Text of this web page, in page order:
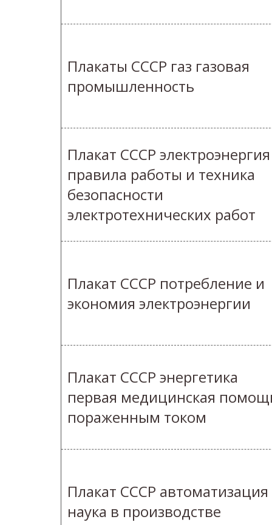
Плакаты СССР газ газовая
промышленность
Плакат СССР электроэнергия
правила работы и техника
безопасности
электротехнических работ
Плакат СССР потребление и
экономия электроэнергии
Плакат СССР энергетика
первая медицинская
пораженным током
Плакат СССР
наука в производстве